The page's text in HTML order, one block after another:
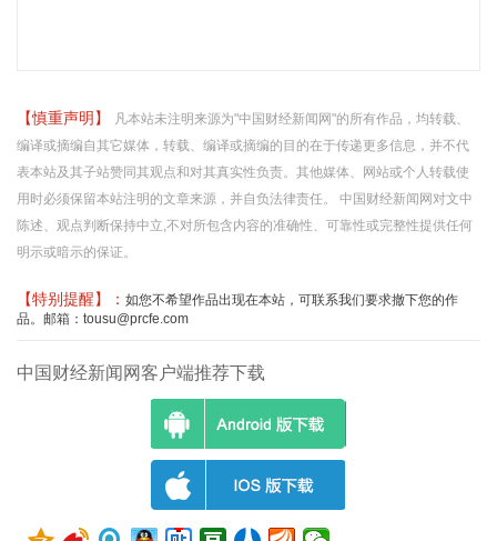
【慎重声明】
凡本站未注明来源为"中国财经新闻网"的所有作品，均转载、
编译或摘编自其它媒体，转载、编译或摘编的目的在于传递更多信息，并不代
表本站及其子站赞同其观点和对其真实性负责。其他媒体、网站或个人转载使
用时必须保留本站注明的文章来源，并自负法律责任。 中国财经新闻网对文中
陈述、观点判断保持中立,不对所包含内容的准确性、可靠性或完整性提供任何
明示或暗示的保证。
【特别提醒】： 如您不希望作品出现在本站，可联系我们要求撤下您的作
品。邮箱：tousu@prcfe.com
中国财经新闻网客户端推荐下载